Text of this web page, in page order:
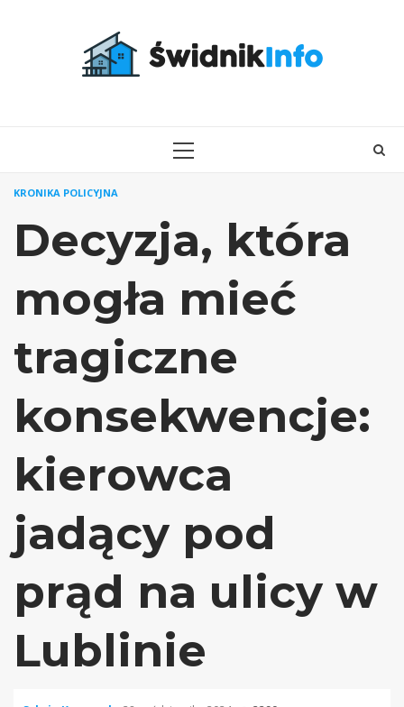
PRIMARY
KRONIKA POLICYJNA
Decyzja, która
mogła mieć
tragiczne
konsekwencje:
kierowca
jadący pod
prąd na ulicy w
Lublinie